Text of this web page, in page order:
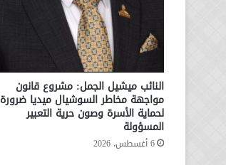
النائب ميشيل الجمل: مشروع قانون
مواجهة مخاطر السوشيال ميديا ضرورة
لحماية الأسرة وصون حرية التعبير
المسؤولة
6 أغسطس، 2026